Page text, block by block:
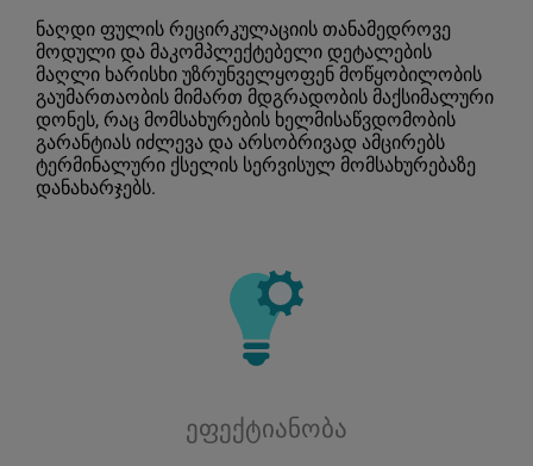
ნაღდი ფულის რეცირკულაციის თანამედროვე
მოდული და მაკომპლექტებელი დეტალების
მაღლი ხარისხი უზრუნველყოფენ მოწყობილობის
გაუმართაობის მიმართ მდგრადობის მაქსიმალური
დონეს, რაც მომსახურების ხელმისაწვდომობის
გარანტიას იძლევა და არსობრივად ამცირებს
ტერმინალური ქსელის სერვისულ მომსახურებაზე
დანახარჯებს.
ეფექტიანობა